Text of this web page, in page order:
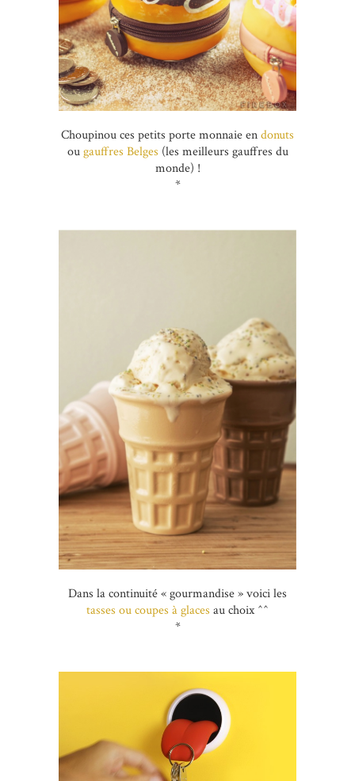
Choupinou ces petits porte monnaie endonuts
ougauffres Belges (les meilleurs gauffres du
monde) !
*
Dans la continuité « gourmandise » voici les
tasses ou coupes à glaces au choix ^^
*